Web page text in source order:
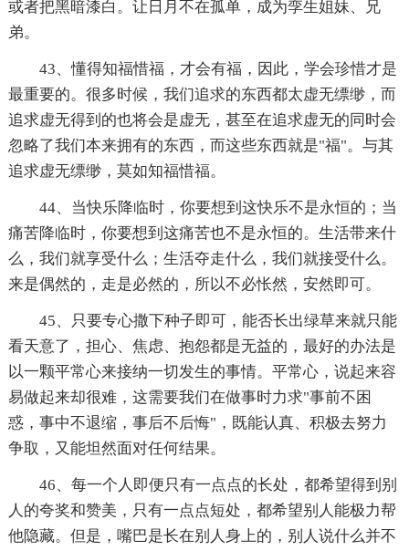
或者把黑暗漆白。让日月不在孤单，成为孪生姐妹、兄
弟。
43、懂得知福惜福，才会有福，因此，学会珍惜才是
最重要的。很多时候，我们追求的东西都太虚无缥缈，而
追求虚无得到的也将会是虚无，甚至在追求虚无的同时会
忽略了我们本来拥有的东西，而这些东西就是"福"。与其
追求虚无缥缈，莫如知福惜福。
44、当快乐降临时，你要想到这快乐不是永恒的；当
痛苦降临时，你要想到这痛苦也不是永恒的。生活带来什
么，我们就享受什么；生活夺走什么，我们就接受什么。
来是偶然的，走是必然的，所以不必怅然，安然即可。
45、只要专心撒下种子即可，能否长出绿草来就只能
看天意了，担心、焦虑、抱怨都是无益的，最好的办法是
以一颗平常心来接纳一切发生的事情。平常心，说起来容
易做起来却很难，这需要我们在做事时力求"事前不困
惑，事中不退缩，事后不后悔"，既能认真、积极去努力
争取，又能坦然面对任何结果。
46、每一个人即便只有一点点的长处，都希望得到别
人的夸奖和赞美，只有一点点短处，都希望别人能极力帮
他隐藏。但是，嘴巴是长在别人身上的，别人说什么并不